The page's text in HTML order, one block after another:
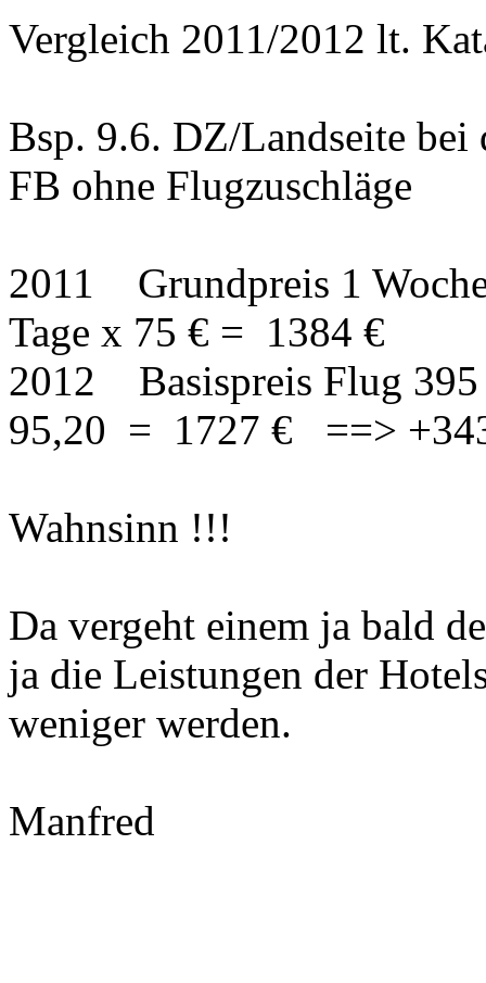
Vergleich 2011/2012 lt.
Bsp. 9.6. DZ/Landseite
FB ohne Flugzuschläge
2011 Grundpreis 1
Tage x 75 € = 1384 €
2012 Basispreis Flug 395
95,20 = 1727 € ==>
Wahnsinn !!!
Da vergeht einem ja bald
ja die Leistungen der
weniger werden.
Manfred